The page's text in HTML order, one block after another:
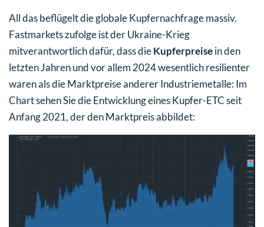
All das beflügelt die globale Kupfernachfrage massiv.
Fastmarkets zufolge ist der Ukraine-Krieg
mitverantwortlich dafür, dass dieKupferpreisein den
letzten Jahren und vor allem 2024 wesentlich resilienter
waren als die Marktpreise anderer Industriemetalle: Im
Chart sehen Sie die Entwicklung eines Kupfer-ETC seit
Anfang 2021, der den Marktpreis abbildet: